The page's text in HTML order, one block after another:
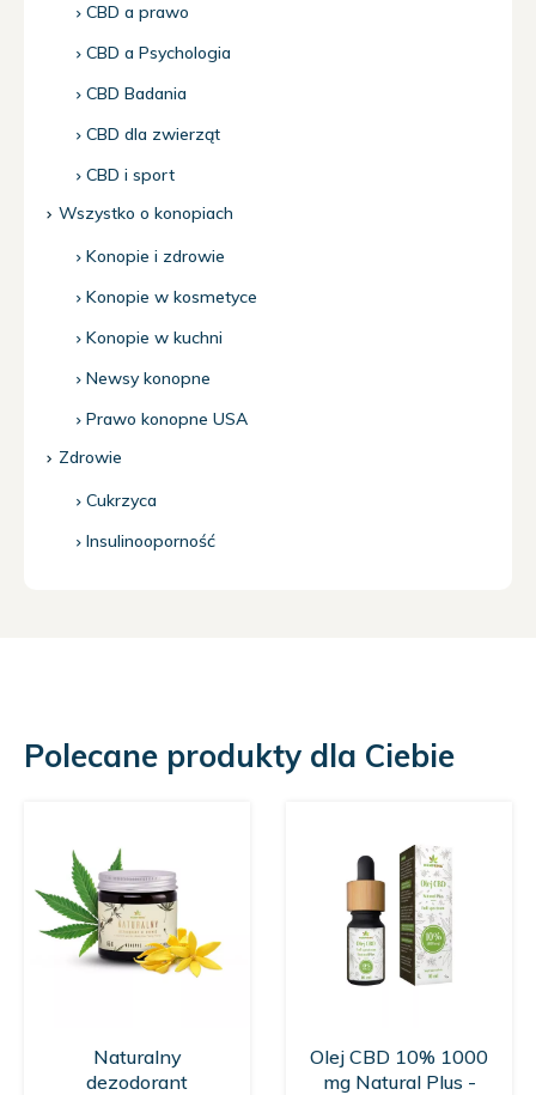
CBD a prawo
CBD a Psychologia
CBD Badania
CBD dla zwierząt
CBD i sport
Wszystko o konopiach
Konopie i zdrowie
Konopie w kosmetyce
Konopie w kuchni
Newsy konopne
Prawo konopne USA
Zdrowie
Cukrzyca
Insulinooporność
Polecane produkty dla Ciebie
Naturalny
dezodorant
Olej CBD 10% 1000
mg Natural Plus -